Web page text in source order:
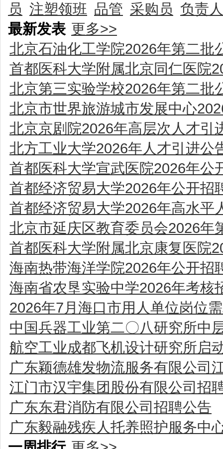
员 注塑领班 品管 采购员 负责人
最新发表 更多>>
北京石油化工学院2026年第二批
首都医科大学附属北京同仁医院
北京第三实验学校2026年第二批
北京市世界旅游城市发展中心
北京京剧院2026年高层次人才引
北方工业大学2026年人才引进公
首都医科大学宣武医院2026年公
首都经济贸易大学2026年公开招
首都经济贸易大学2026年高水平
北京市延庆区教育委员会2026年
首都医科大学附属北京康复医院
海南热带海洋学院2026年公开招
海南省农垦实验中学2026年考核
2026年7月海口市用人单位岗位
中国兵器工业第二〇八研究所中
航空工业成都飞机设计研究所启
广东颖德雄发物流服务有限公司
江门市汉宇集团股份有限公司招
广东东君消防有限公司招聘公告
广东毅融残疾人托养照护服务中